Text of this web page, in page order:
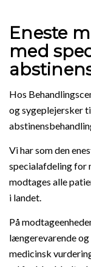
Eneste
med
Hos
og sygeplejersker
Vi har som den
specialafdeling for
modtages alle
i landet.
På
længerevarende
medicinsk